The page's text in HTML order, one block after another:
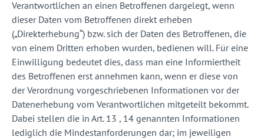
Verantwortlichen an einen Betroffenen dargelegt, wenn
dieser Daten vom Betroffenen direkt erheben
(„Direkterhebung“) bzw. sich der Daten des Betroffenen, die
von einem Dritten erhoben wurden, bedienen will. Für eine
Einwilligung bedeutet dies, dass man eine Informiertheit
des Betroffenen erst annehmen kann, wenn er diese von
der Verordnung vorgeschriebenen Informationen vor der
Datenerhebung vom Verantwortlichen mitgeteilt bekommt.
Dabei stellen die in Art. 13 , 14 genannten Informationen
lediglich die Mindestanforderungen dar; im jeweiligen